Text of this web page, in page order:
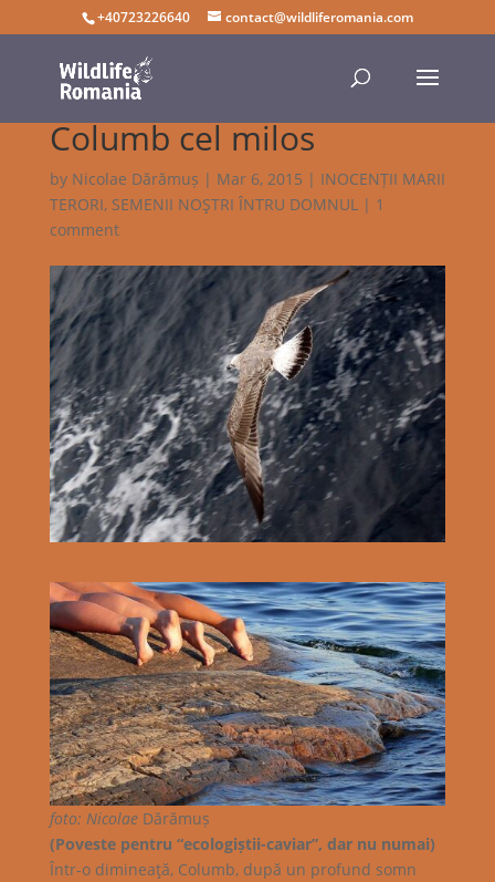
+40723226640 contact@wildliferomania.com
Columb cel milos
by Nicolae Dărămuș | Mar 6, 2015 | INOCENȚII MARII
TERORI, SEMENII NOŞTRI ÎNTRU DOMNUL| 1
comment
foto: NicolaeDărămuș
(Poveste pentru “ecologiștii-caviar”, dar nu numai)
Într-o dimineaţă, Columb, după un profund somn